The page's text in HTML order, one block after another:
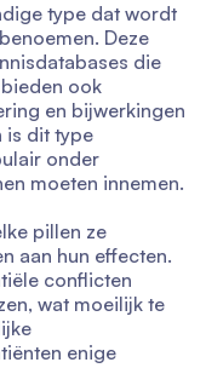
type dat wordt
Deze
die
ook
en bijwerkingen
is dit type
onder
moeten innemen.
pillen ze
aan hun effecten.
conflicten
wat moeilijk te
enige